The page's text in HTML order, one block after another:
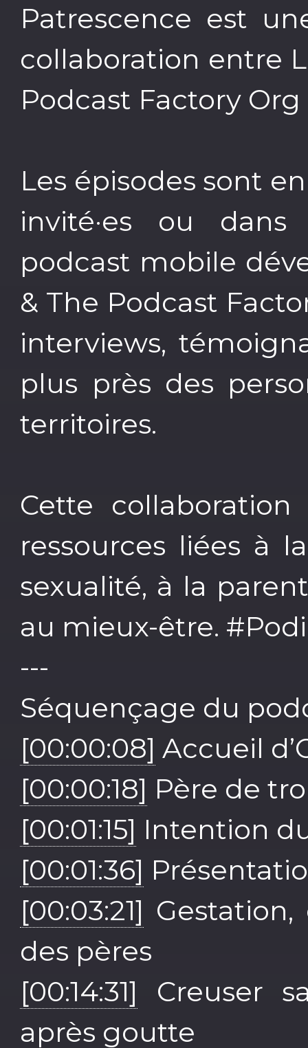
Patrescence est
collaboration entre
Podcast Factory Org
Les épisodes sont
invité·es ou
podcast mobile
& The Podcast
interviews,
plus près des
territoires.
Cette
ressources liées à
sexualité, à la
au mieux-être.
---
Séquençage du
[00:00:08] Accueil
[00:00:18] Père de
[00:01:15] Intention
[00:01:36]
[00:03:21]
des pères
[00:14:31] Creuser
après goutte